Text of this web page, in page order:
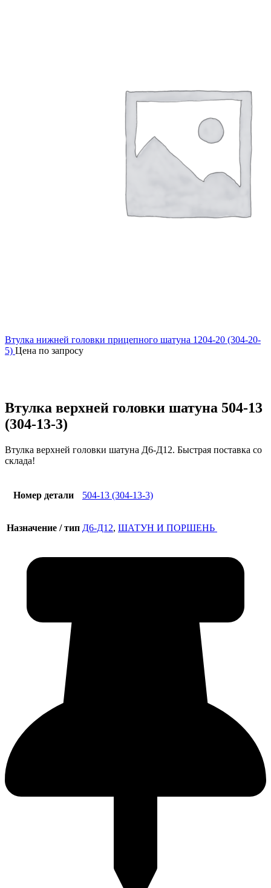
Втулка нижней головки прицепного шатуна 1204-20 (304-20-
5) Цена по запросу
Втулка верхней головки шатуна 504-13
(304-13-3)
Втулка верхней головки шатуна Д6-Д12. Быстрая поставка со
склада!
Номер детали 504-13 (304-13-3)
Назначение / тип Д6-Д12, ШАТУН И ПОРШЕНЬ